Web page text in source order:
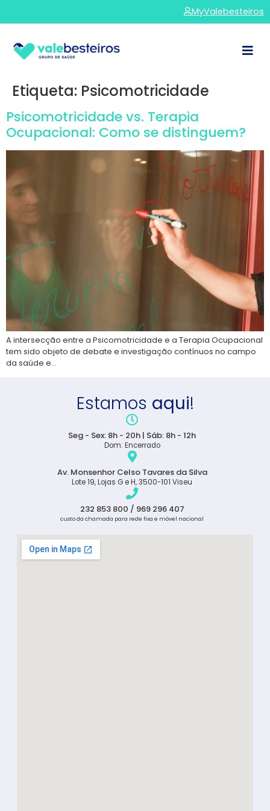
MyValebesteiros
Etiqueta: Psicomotricidade
Psicomotricidade vs. Terapia
Ocupacional: Como se distinguem?
A intersecção entre a Psicomotricidade e a Terapia Ocupacional
tem sido objeto de debate e investigação contínuos no campo
da saúde e…
Estamos aqui!
Seg - Sex: 8h - 20h | Sáb: 8h - 12h
Dom: Encerrado
Av. Monsenhor Celso Tavares da Silva
Lote 19, Lojas G e H, 3500-101 Viseu
232 853 800 / 969 296 407
custo da chamada para rede fixa e móvel nacional